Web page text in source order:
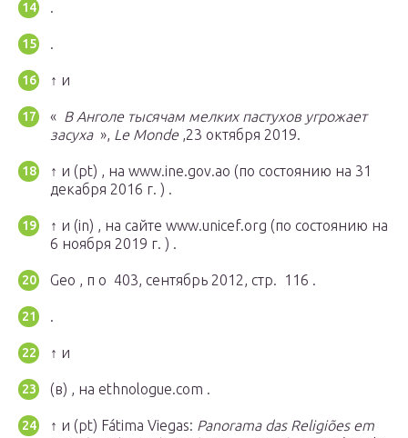
.
.
↑ и
« В Анголе тысячам мелких пастухов угрожает
засуха», Le Monde,23 октября 2019.
↑ и (pt) , на www.ine.gov.ao (по состоянию на 31
декабря 2016 г. ) .
↑ и (in) , на сайте www.unicef.org (по состоянию на
6 ноября 2019 г. ) .
Geo , п о 403, сентябрь 2012, стр. 116 .
.
↑ и
(в) , на ethnologue.com .
↑ и (pt) Fátima Viegas: Panorama das Religiões em